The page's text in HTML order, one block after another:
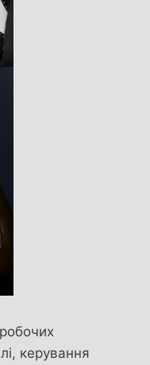
керування